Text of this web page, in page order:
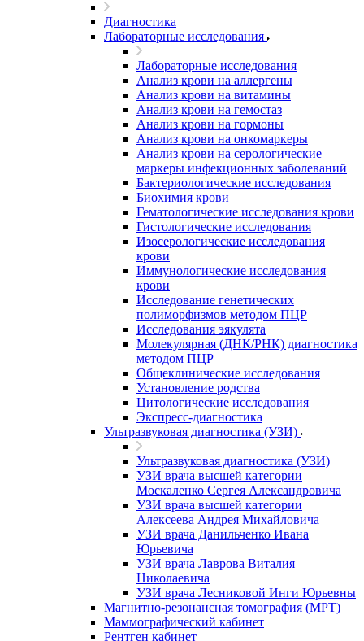
Диагностика
Лабораторные исследования
Лабораторные исследования
Анализ крови на аллергены
Анализ крови на витамины
Анализ крови на гемостаз
Анализ крови на гормоны
Анализ крови на онкомаркеры
Анализ крови на серологические
маркеры инфекционных заболеваний
Бактериологические исследования
Биохимия крови
Гематологические исследования крови
Гистологические исследования
Изосерологические исследования
крови
Иммунологические исследования
крови
Исследование генетических
полиморфизмов методом ПЦР
Исследования эякулята
Молекулярная (ДНК/РНК) диагностика
методом ПЦР
Общеклинические исследования
Установление родства
Цитологические исследования
Экспресс-диагностика
Ультразвуковая диагностика (УЗИ)
Ультразвуковая диагностика (УЗИ)
УЗИ врача высшей категории
Москаленко Сергея Александровича
УЗИ врача высшей категории
Алексеева Андрея Михайловича
УЗИ врача Данильченко Ивана
Юрьевича
УЗИ врача Лаврова Виталия
Николаевича
УЗИ врача Лесниковой Инги Юрьевны
Магнитно-резонансная томография (МРТ)
Маммографический кабинет
Рентген кабинет